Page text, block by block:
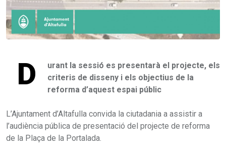
D
urant la sessió es presentarà el projecte, els
criteris de disseny i els objectius de la
reforma d’aquest espai públic
L’Ajuntament d’Altafulla convida la ciutadania a assistir a
l’audiència pública de presentació del projecte de reforma
de la Plaça de la Portalada.